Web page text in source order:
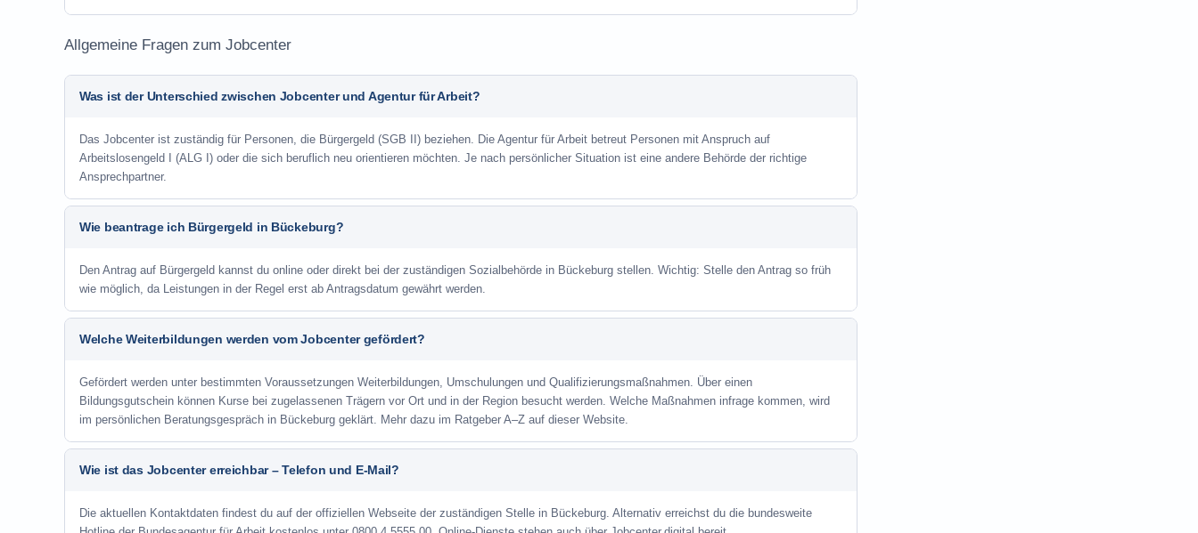
Allgemeine Fragen zum Jobcenter
Was ist der Unterschied zwischen Jobcenter und Agentur für Arbeit?
Das Jobcenter ist zuständig für Personen, die Bürgergeld (SGB II) beziehen. Die Agentur für Arbeit betreut Personen mit Anspruch auf
Arbeitslosengeld I (ALG I) oder die sich beruflich neu orientieren möchten. Je nach persönlicher Situation ist eine andere Behörde der richtige
Ansprechpartner.
Wie beantrage ich Bürgergeld in Bückeburg?
Den Antrag auf Bürgergeld kannst du online oder direkt bei der zuständigen Sozialbehörde in Bückeburg stellen. Wichtig: Stelle den Antrag so früh
wie möglich, da Leistungen in der Regel erst ab Antragsdatum gewährt werden.
Welche Weiterbildungen werden vom Jobcenter gefördert?
Gefördert werden unter bestimmten Voraussetzungen Weiterbildungen, Umschulungen und Qualifizierungsmaßnahmen. Über einen
Bildungsgutschein können Kurse bei zugelassenen Trägern vor Ort und in der Region besucht werden. Welche Maßnahmen infrage kommen, wird
im persönlichen Beratungsgespräch in Bückeburg geklärt. Mehr dazu im Ratgeber A–Z auf dieser Website.
Wie ist das Jobcenter erreichbar – Telefon und E-Mail?
Die aktuellen Kontaktdaten findest du auf der offiziellen Webseite der zuständigen Stelle in Bückeburg. Alternativ erreichst du die bundesweite